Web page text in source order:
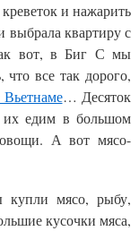
и нажарить
выбрала квартиру с
вот, в Биг С мы
все так дорого,
… Десяток
едим в большом
А вот мясо-
мясо, рыбу,
кусочки мяса,